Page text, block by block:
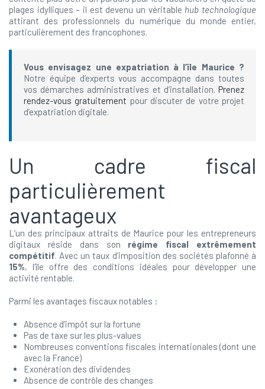
plages idylliques – il est devenu un véritable hub technologique
attirant des professionnels du numérique du monde entier,
particulièrement des francophones.
Vous envisagez une expatriation à l’île Maurice ?
Notre équipe d’experts vous accompagne dans toutes
vos démarches administratives et d’installation. Prenez
rendez-vous gratuitement pour discuter de votre projet
d’expatriation digitale.
Un cadre fiscal
particulièrement
avantageux
L’un des principaux attraits de Maurice pour les entrepreneurs
digitaux réside dans son régime fiscal extrêmement
compétitif. Avec un taux d’imposition des sociétés plafonné à
15%, l’île offre des conditions idéales pour développer une
activité rentable.
Parmi les avantages fiscaux notables :
Absence d’impôt sur la fortune
Pas de taxe sur les plus-values
Nombreuses conventions fiscales internationales (dont une
avec la France)
Exonération des dividendes
Absence de contrôle des changes